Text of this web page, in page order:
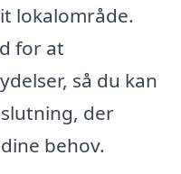
lokalområde.
for at
så du kan
der
behov.